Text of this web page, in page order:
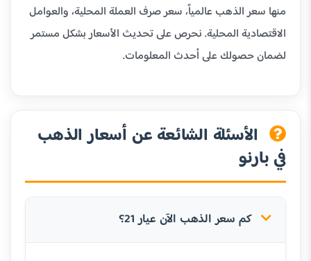
منها سعر الذهب عالمياً، سعر صرف العملة المحلية، والعوامل
الاقتصادية المحلية. نحرص على تحديث الأسعار بشكل مستمر
لضمان حصولك على أحدث المعلومات.
الأسئلة الشائعة عن أسعار الذهب
في بارنو
كم سعر الذهب الآن عيار 21؟